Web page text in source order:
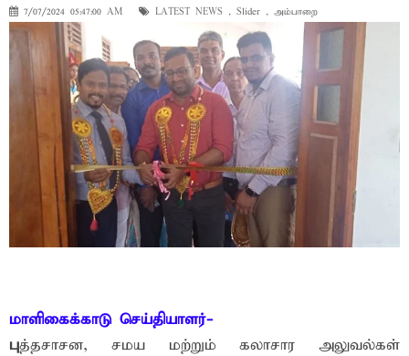
7/07/2024 05:47:00 AM LATEST NEWS , Slider , அம்பாறை
மாளிகைக்காடு செய்தியாளர்-
புத்தசாசன, சமய மற்றும் கலாசார அலுவல்கள்